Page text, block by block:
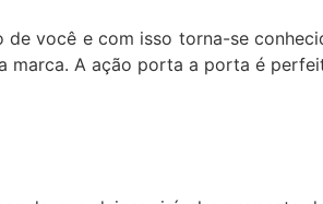
você e com isso torna-se
A ação porta a porta é